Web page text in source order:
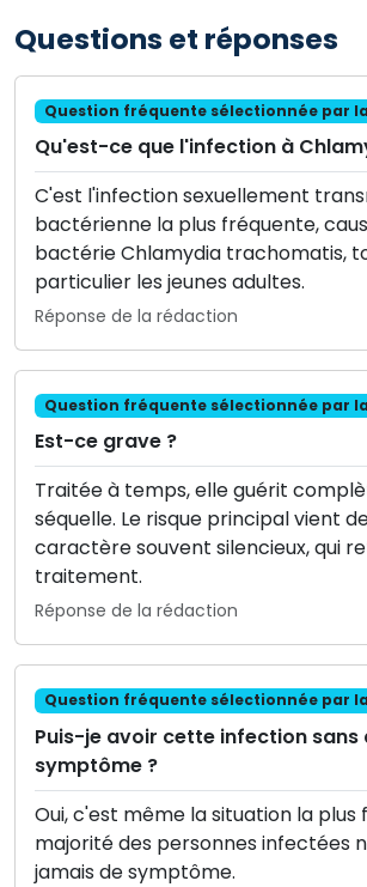
Questions et réponses
Question fréquente sélectionnée par
Qu'est-ce que l'infection à
C'est l'infection sexuellement
bactérienne la plus fréquente,
bactérie Chlamydia trachomatis,
particulier les jeunes adultes.
Réponse de la rédaction
Question fréquente sélectionnée par
Est-ce grave ?
Traitée à temps, elle guérit
séquelle. Le risque principal vient
caractère souvent silencieux, qui
traitement.
Réponse de la rédaction
Question fréquente sélectionnée par
Puis-je avoir cette infection sans
symptôme ?
Oui, c'est même la situation la plus
majorité des personnes infectées
jamais de symptôme.